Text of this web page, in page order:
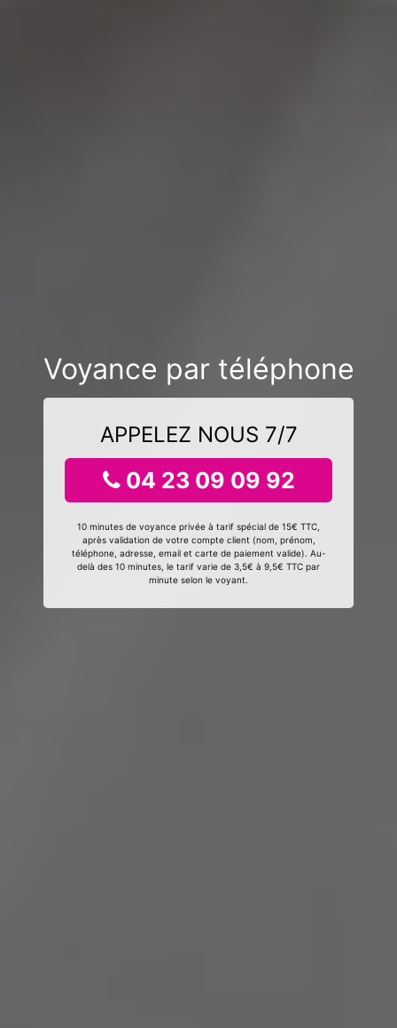
Voyance par téléphone
APPELEZ NOUS 7/7
04 23 09 09 92
10 minutes de voyance privée à tarif spécial de 15€ TTC,
après validation de votre compte client (nom, prénom,
téléphone, adresse, email et carte de paiement valide). Au-
delà des 10 minutes, le tarif varie de 3,5€ à 9,5€ TTC par
minute selon le voyant.